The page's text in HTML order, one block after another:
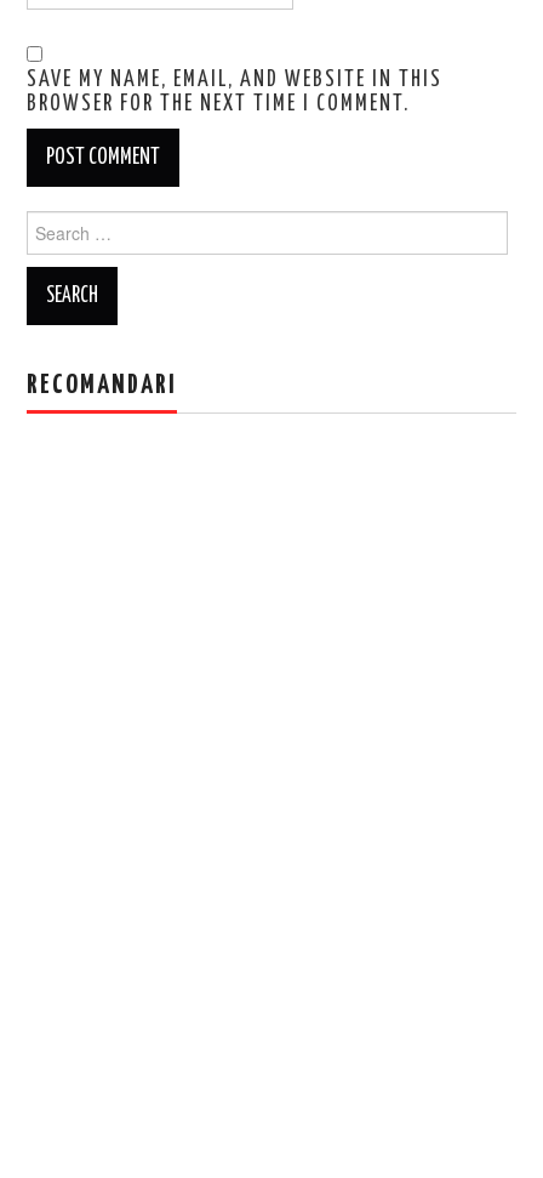
SAVE MY NAME, EMAIL, AND WEBSITE IN THIS
BROWSER FOR THE NEXT TIME I COMMENT.
Search
for:
RECOMANDARI